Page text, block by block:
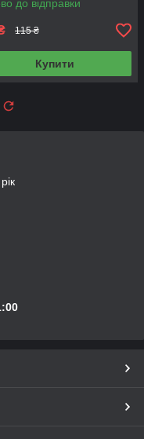
до відправки
115 ₴
Купити